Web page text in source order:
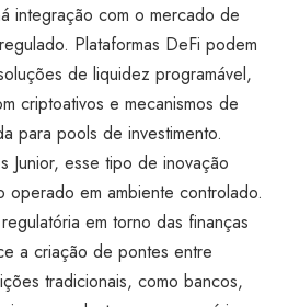
integração com o mercado de
Plataformas DeFi podem
de liquidez programável,
criptoativos e mecanismos de
para pools de investimento.
Junior, esse tipo de inovação
operado em ambiente controlado.
em torno das finanças
a criação de pontes entre
tradicionais, como bancos,